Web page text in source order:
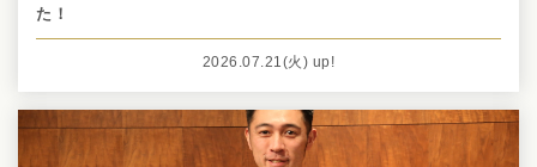
た！
2026.07.21(火) up!